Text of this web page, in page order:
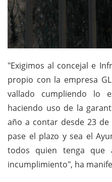
"Exigimos al concejal e
propio con la empresa
vallado cumpliendo lo
haciendo uso de la
año a contar desde 23
pase el plazo y sea el
todos quien tenga que
incumplimiento", ha